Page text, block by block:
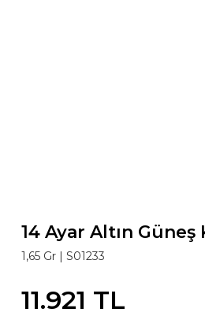
14 Ayar Altın Güneş
1,65 Gr | S01233
11.921 TL